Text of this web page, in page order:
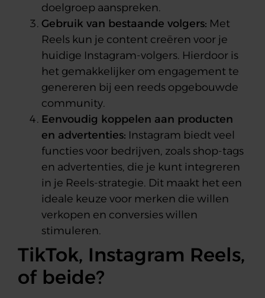
doelgroep aanspreken.
Gebruik van bestaande volgers: Met
Reels kun je content creëren voor je
huidige Instagram-volgers. Hierdoor is
het gemakkelijker om engagement te
genereren bij een reeds opgebouwde
community.
Eenvoudig koppelen aan producten
en advertenties: Instagram biedt veel
functies voor bedrijven, zoals shop-tags
en advertenties, die je kunt integreren
in je Reels-strategie. Dit maakt het een
ideale keuze voor merken die willen
verkopen en conversies willen
stimuleren.
TikTok, Instagram Reels,
of beide?